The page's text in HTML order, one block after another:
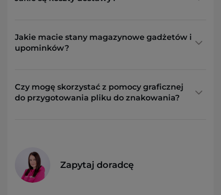
Jakie macie stany magazynowe gadżetów i
upominków?
Czy mogę skorzystać z pomocy graficznej
do przygotowania pliku do znakowania?
Zapytaj doradcę